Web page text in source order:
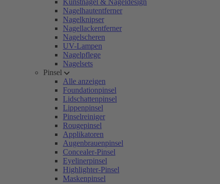
Kunstnägel & Nageldesign
Nagelhautentferner
Nagelknipser
Nagellackentferner
Nagelscheren
UV-Lampen
Nagelpflege
Nagelsets
Pinsel
Alle anzeigen
Foundationpinsel
Lidschattenpinsel
Lippenpinsel
Pinselreiniger
Rougepinsel
Applikatoren
Augenbrauenpinsel
Concealer-Pinsel
Eyelinerpinsel
Highlighter-Pinsel
Maskenpinsel